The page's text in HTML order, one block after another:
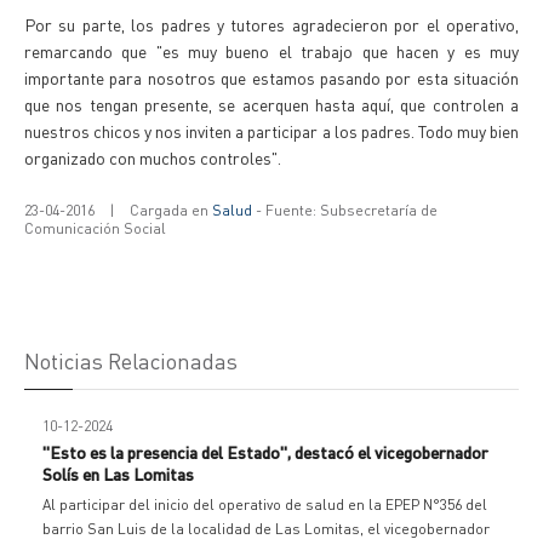
Por su parte, los padres y tutores agradecieron por el operativo,
remarcando que "es muy bueno el trabajo que hacen y es muy
importante para nosotros que estamos pasando por esta situación
que nos tengan presente, se acerquen hasta aquí, que controlen a
nuestros chicos y nos inviten a participar a los padres. Todo muy bien
organizado con muchos controles".
23-04-2016 | Cargada en Salud - Fuente: Subsecretaría de
Comunicación Social
Noticias Relacionadas
10-12-2024
"Esto es la presencia del Estado", destacó el vicegobernador
Solís en Las Lomitas
Al participar del inicio del operativo de salud en la EPEP N°356 del
barrio San Luis de la localidad de Las Lomitas, el vicegobernador